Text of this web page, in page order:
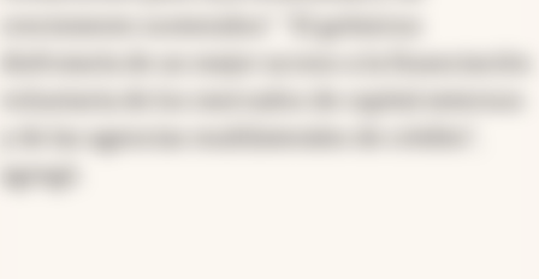
y de las agencias multilaterales de crédito",
agregó.